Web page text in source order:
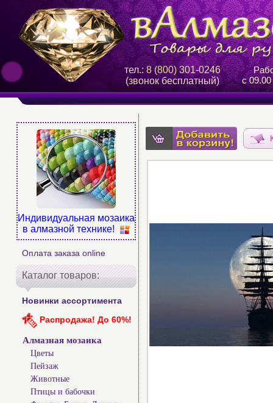
тел.:8 (800)301-0246
(звонок бесплатный)
с
Индивидуальная мозаика
в алмазной технике!
Оплата заказа online
Каталог товаров:
Новинки ассортимента
Распродажа! До 60%!
Алмазная мозаика
Цветы
Пейзаж
Животные
Птицы и бабочки